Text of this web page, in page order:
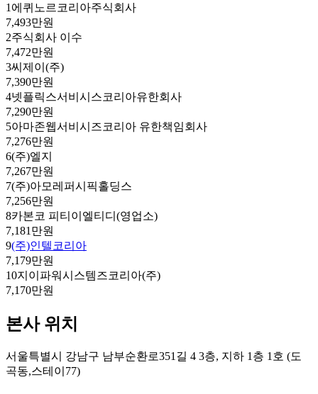
1 에퀴노르코리아주식회사
7,493만원
2주식회사 이수
7,472만원
3씨제이(주)
7,390만원
4넷플릭스서비시스코리아유한회사
7,290만원
5아마존웹서비시즈코리아 유한책임회사
7,276만원
6(주)엘지
7,267만원
7(주)아모레퍼시픽홀딩스
7,256만원
8카본코 피티이엘티디(영업소)
7,181만원
9(주)인텔코리아
7,179만원
10지이파워시스템즈코리아(주)
7,170만원
본사 위치
서울특별시 강남구 남부순환로351길 4 3층, 지하 1층 1호 (도
곡동,스테이77)